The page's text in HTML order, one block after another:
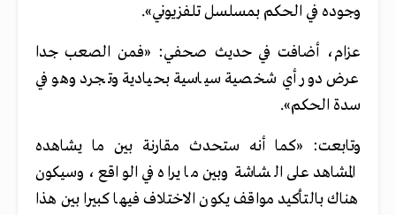
وجوده في الحكم بمسلسل تلفزيوني».
عزام، أضافت في حديث صحفي: «فمن الصعب جدا
عرض دور أي شخصية سياسية بحيادية وتجرد وهو في
سدة الحكم».
وتابعت: «كما أنه ستحدث مقارنة بين ما يشاهده
المشاهد على الشاشة وبين ما يراه في الواقع، وسيكون
هناك بالتأكيد مواقف يكون الاختلاف فيها كبيرا بين هذا